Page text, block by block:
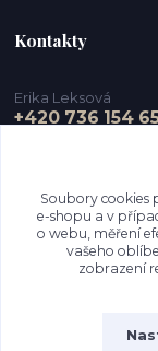
Kontakty
Erika Leksová
+420 736 154
Soubory cookies
e-shopu a v
o webu, měření
vašeho
zobrazení